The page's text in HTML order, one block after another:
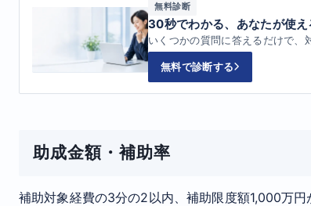
無料診断
30秒でわかる、あなたが使
いくつかの質問に答えるだけで、
無料で診断する
助成金額・補助率
補助対象経費の3分の2以内、補助限度額1,000万